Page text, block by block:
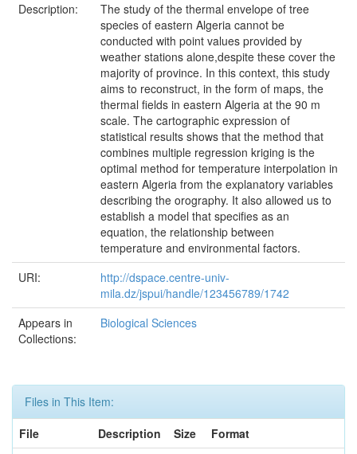
Description:
The study of the thermal envelope of tree
species of eastern Algeria cannot be
conducted with point values provided by
weather stations alone,despite these cover the
majority of province. In this context, this study
aims to reconstruct, in the form of maps, the
thermal fields in eastern Algeria at the 90 m
scale. The cartographic expression of
statistical results shows that the method that
combines multiple regression kriging is the
optimal method for temperature interpolation in
eastern Algeria from the explanatory variables
describing the orography. It also allowed us to
establish a model that specifies as an
equation, the relationship between
temperature and environmental factors.
URI:
http://dspace.centre-univ-
mila.dz/jspui/handle/123456789/1742
Appears in
Collections:
Biological Sciences
Files in This Item:
File
Description Size
Format